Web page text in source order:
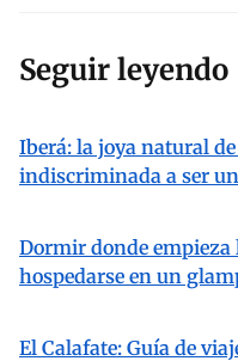
Seguir leyendo
Iberá: la joya natural
indiscriminada a ser
Dormir donde empieza
hospedarse en un
El Calafate: Guía de